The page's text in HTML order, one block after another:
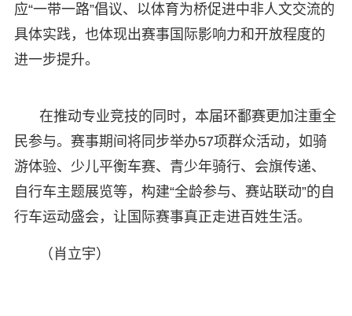
应“一带一路”倡议、以体育为桥促进中非人文交流的
具体实践，也体现出赛事国际影响力和开放程度的
进一步提升。
在推动专业竞技的同时，本届环鄱赛更加注重全
民参与。赛事期间将同步举办57项群众活动，如骑
游体验、少儿平衡车赛、青少年骑行、会旗传递、
自行车主题展览等，构建“全龄参与、赛站联动”的自
行车运动盛会，让国际赛事真正走进百姓生活。
（肖立宇）